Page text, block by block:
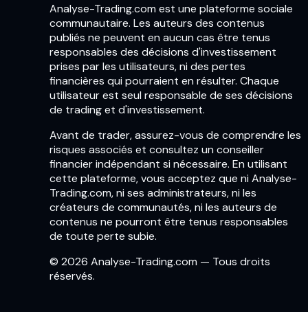
Analyse-Trading.com est une plateforme sociale
communautaire. Les auteurs des contenus
publiés ne peuvent en aucun cas être tenus
responsables des décisions d'investissement
prises par les utilisateurs, ni des pertes
financières qui pourraient en résulter. Chaque
utilisateur est seul responsable de ses décisions
de trading et d'investissement.
Avant de trader, assurez-vous de comprendre les
risques associés et consultez un conseiller
financier indépendant si nécessaire. En utilisant
cette plateforme, vous acceptez que ni Analyse-
Trading.com, ni ses administrateurs, ni les
créateurs de communautés, ni les auteurs de
contenus ne pourront être tenus responsables
de toute perte subie.
© 2026 Analyse-Trading.com — Tous droits
réservés.